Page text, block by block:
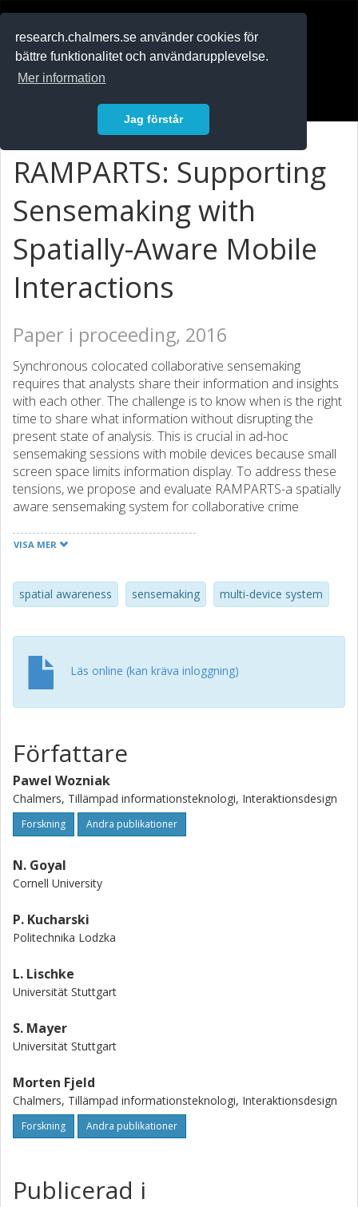
research.chalmers.se använder cookies för
bättre funktionalitet och användarupplevelse.
Mer information
Jag förstår
RAMPARTS: Supporting
Sensemaking with
Spatially-Aware Mobile
Interactions
Paper i proceeding, 2016
Synchronous colocated collaborative sensemaking
requires that analysts share their information and insights
with each other. The challenge is to know when is the right
time to share what information without disrupting the
present state of analysis. This is crucial in ad-hoc
sensemaking sessions with mobile devices because small
screen space limits information display. To address these
tensions, we propose and evaluate RAMPARTS-a spatially
aware sensemaking system for collaborative crime
clue-finding, and analysis. We compare RAMPARTS to an
significantly decreased task completion time compared to
paper, without affecting cognitive load or task completion
sensemaking on mobile devices could benefit from spatial
awareness. In particular, spatial awareness could be used
VISA MER
spatial awareness sensemaking multi-device system
Läs online (kan kräva inloggning)
Författare
Pawel Wozniak
Chalmers, Tillämpad informationsteknologi, Interaktionsdesign
Forskning Andra publikationer
N. Goyal
Cornell University
P. Kucharski
Politechnika Lodzka
L. Lischke
Universität Stuttgart
S. Mayer
Universität Stuttgart
Morten Fjeld
Chalmers, Tillämpad informationsteknologi, Interaktionsdesign
Forskning Andra publikationer
Publicerad i